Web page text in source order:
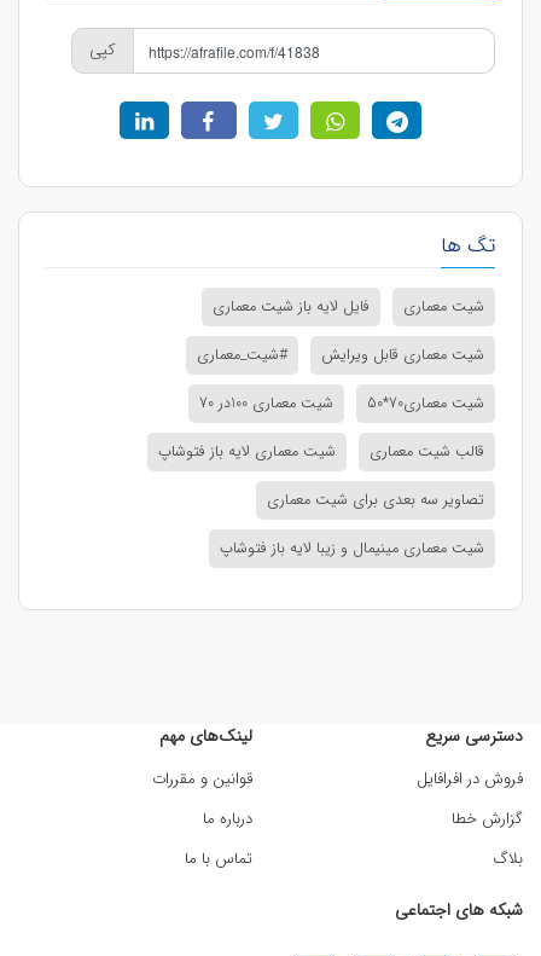
کپی
تگ ها
شیت معماری
فایل لایه باز شیت معماری
شیت معماری قابل ویرایش
#شیت_معماری
شیت معماری70*50
شیت معماری 100در 70
قالب شیت معماری
شیت معماری لایه باز فتوشاپ
تصاویر سه بعدی برای شیت معماری
شیت معماری مینیمال و زیبا لایه باز فتوشاپ
دسترسی سریع
فروش در افرافایل
گزارش خطا
بلاگ
لینک‌های مهم
قوانین و مقررات
درباره ما
تماس با ما
شبکه های اجتماعی